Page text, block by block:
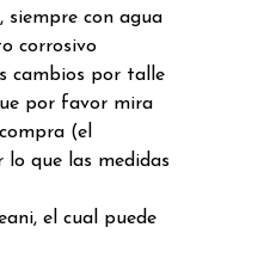
siempre con agua
corrosivo
cambios por talle
por favor mira
(el
que las medidas
el cual puede